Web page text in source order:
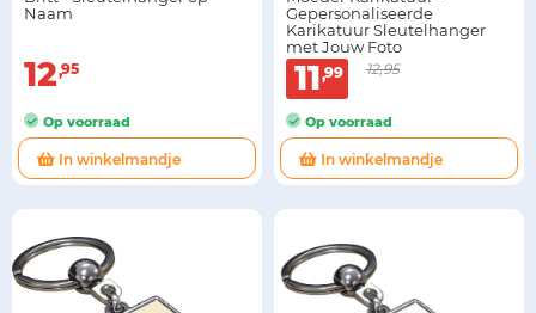
Naam
12 95
Op voorraad
In winkelmandje
Gepersonaliseerde
Karikatuur Sleutelhanger
met Jouw Foto
11 99 12,95
Op voorraad
In winkelmandje